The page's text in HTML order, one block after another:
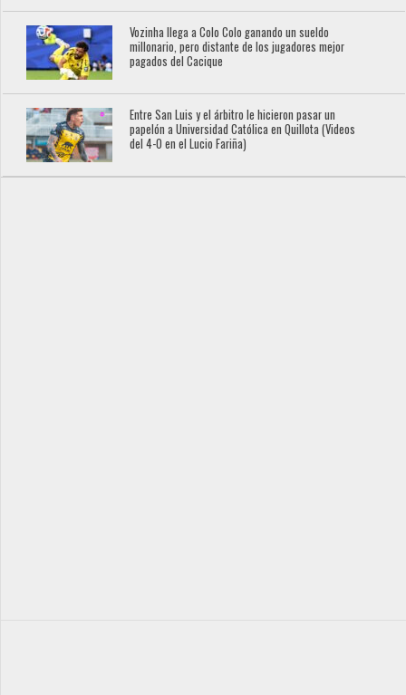
Vozinha llega a Colo Colo ganando un sueldo
millonario, pero distante de los jugadores mejor
pagados del Cacique
Entre San Luis y el árbitro le hicieron pasar un
papelón a Universidad Católica en Quillota (Videos
del 4-0 en el Lucio Fariña)